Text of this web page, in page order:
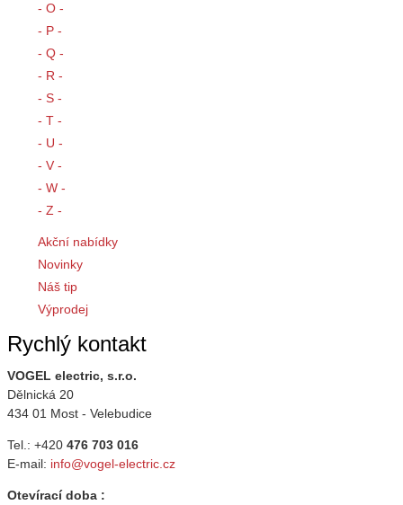
- O -
- P -
- Q -
- R -
- S -
- T -
- U -
- V -
- W -
- Z -
Akční nabídky
Novinky
Náš tip
Výprodej
Rychlý kontakt
VOGEL electric, s.r.o.
Dělnická 20
434 01 Most - Velebudice
Tel.: +420 476 703 016
E-mail: info@vogel-electric.cz
Otevírací doba :